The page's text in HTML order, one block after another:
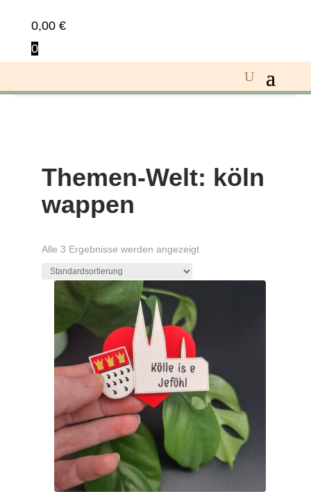
0,00 €
0
Themen-Welt: köln
wappen
Alle 3 Ergebnisse werden angezeigt